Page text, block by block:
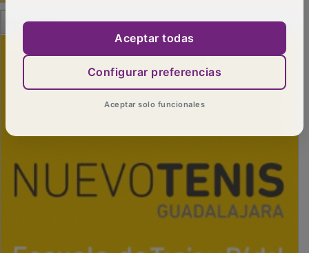
PUBLICIDAD
Aceptar todas
Configurar preferencias
Aceptar solo funcionales